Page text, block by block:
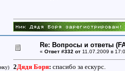
Re: Вопросы и ответы
« Ответ #332 от11.07.2009 в
2Дядя Боря: спасибо за ескурс.